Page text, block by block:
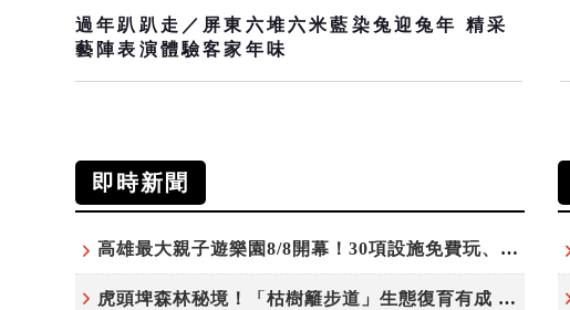
過年趴趴走／屏東六堆六米藍染兔迎兔年 精采
藝陣表演體驗客家年味
即時新聞
高雄最大親子遊樂園8/8開幕！30項設施免費玩、YOYO家族嗨翻暑假
虎頭埤森林秘境！「枯樹籬步道」生態復育有成 走進大自然生命教室